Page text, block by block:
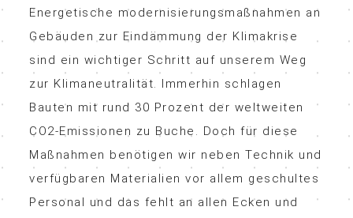
Energetische modernisierungsmaßnahmen an
Gebäuden zur Eindämmung der Klimakrise
sind ein wichtiger Schritt auf unserem Weg
zur Klimaneutralität. Immerhin schlagen
Bauten mit rund 30 Prozent der weltweiten
CO2-Emissionen zu Buche. Doch für diese
Maßnahmen benötigen wir neben Technik und
verfügbaren Materialien vor allem geschultes
Personal und das fehlt an allen Ecken und